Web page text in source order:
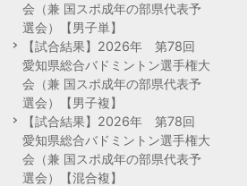
会（兼 国スポ成年の部県代表予
選会）【男子単】
【試合結果】2026年 第78回
愛知県総合バドミントン選手権大
会（兼 国スポ成年の部県代表予
選会）【男子複】
【試合結果】2026年 第78回
愛知県総合バドミントン選手権大
会（兼 国スポ成年の部県代表予
選会）【混合複】